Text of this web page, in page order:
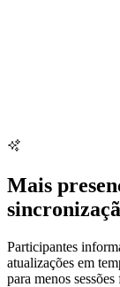
Mais
Participantes
atualizações em
para menos sessões